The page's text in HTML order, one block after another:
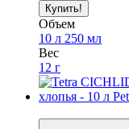
Купить!
Объем
10 л 250 мл
Вес
12 г